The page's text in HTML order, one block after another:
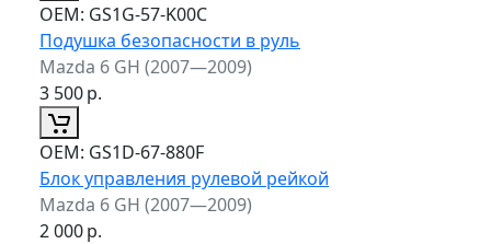
ОЕМ: GS1G-57-K00C
Подушка безопасности в руль
Mazda 6 GH (2007—2009)
3 500р.
ОЕМ: GS1D-67-880F
Блок управления рулевой рейкой
Mazda 6 GH (2007—2009)
2 000р.